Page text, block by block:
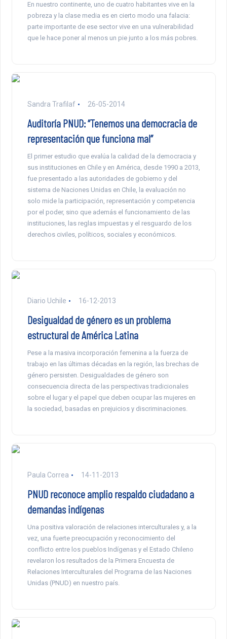
En nuestro continente, uno de cuatro habitantes vive en la
pobreza y la clase media es en cierto modo una falacia:
parte importante de ese sector vive en una vulnerabilidad
que le hace poner al menos un pie junto a los más pobres.
Sandra Trafilaf 26-05-2014
Auditoría PNUD: “Tenemos una democracia de
representación que funciona mal”
El primer estudio que evalúa la calidad de la democracia y
sus instituciones en Chile y en América, desde 1990 a 2013,
fue presentado a las autoridades de gobierno y del
sistema de Naciones Unidas en Chile, la evaluación no
solo mide la participación, representación y competencia
por el poder, sino que además el funcionamiento de las
instituciones, las reglas impuestas y el resguardo de los
derechos civiles, políticos, sociales y económicos.
Diario Uchile 16-12-2013
Desigualdad de género es un problema
estructural de América Latina
Pese a la masiva incorporación femenina a la fuerza de
trabajo en las últimas décadas en la región, las brechas de
género persisten. Desigualdades de género son
consecuencia directa de las perspectivas tradicionales
sobre el lugar y el papel que deben ocupar las mujeres en
la sociedad, basadas en prejuicios y discriminaciones.
Paula Correa 14-11-2013
PNUD reconoce amplio respaldo ciudadano a
demandas indígenas
Una positiva valoración de relaciones interculturales y, a la
vez, una fuerte preocupación y reconocimiento del
conflicto entre los pueblos Indígenas y el Estado Chileno
revelaron los resultados de la Primera Encuesta de
Relaciones Interculturales del Programa de las Naciones
Unidas (PNUD) en nuestro país.